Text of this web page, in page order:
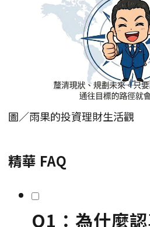
圖／雨果的投資理財生活觀
精華 FAQ
Q1：為什麼